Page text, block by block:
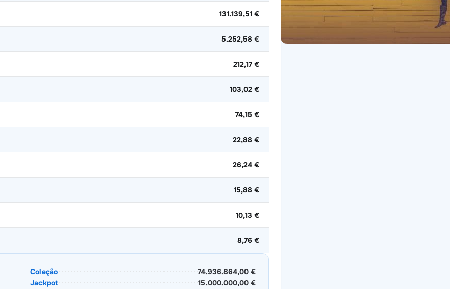
131.139,51 €
5.252,58 €
212,17 €
103,02 €
74,15 €
22,88 €
26,24 €
15,88 €
10,13 €
8,76 €
Coleção
74.936.864,00 €
Jackpot
15.000.000,00 €